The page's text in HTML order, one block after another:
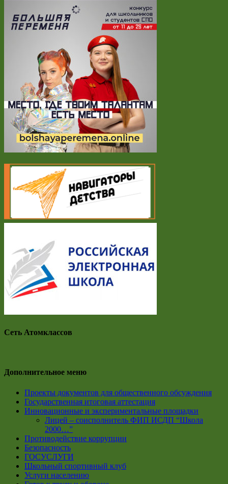
Сеть Атомклассов
Дополнительное меню
Проекты документов для общественного обсуждения
Государственная итоговая аттестация
Инновационные и экспериментальные площадки
Лицей – соисполнитель ФИП ИСДП “Школа
2000…”
Противодействие коррупции
Безопасность
ГОСУСЛУГИ
Школьный спортивный клуб
Услуги населению